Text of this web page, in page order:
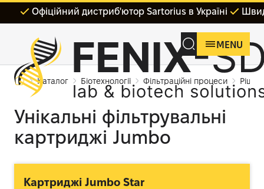
Офіційний дистриб'ютор Sartorius в Україні
MENU
Каталог Біотехнології Фільтраційні процеси
Унікальні фільтрувальні
картриджі Jumbo
Картриджі Jumbo Star